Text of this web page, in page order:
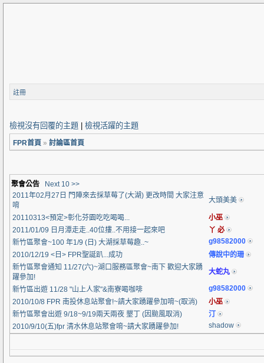
註冊
檢視沒有回覆的主題 檢視活躍的主題
FPR首頁 » 討論區首頁
聚會公告
Next 10 >>
2011年02月27日 門陣來去採草莓了(大湖) 更改時間 大家注意
唷
大頭美美
20110313<預定>彰化芬園吃吃喝喝...
小巫
2011/01/09 日月潭走走..40位摟..不用接一起來吧
丫 必
新竹區聚會~100 年1/9 (日) 大湖採草莓趣..~
g98582000
2010/12/19 <日> FPR聖誕趴...成功
傳說中的珊
新竹區聚會通知 11/27(六)~湖口服務區聚會~南下 歡迎大家踴
躍參加!
大蛇丸
新竹區出遊 11/28 "山上人家"&南寮喝咖啡
g98582000
2010/10/8 FPR 南投休息站聚會!~請大家踴躍參加唷~(取消)
小巫
新竹區聚會出遊 9/18~9/19兩天兩夜 墾丁 (因颱風取消)
汀
2010/9/10(五)fpr 清水休息站聚會唷~請大家踴躍參加!
shadow